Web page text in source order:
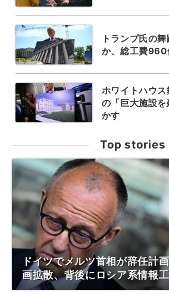
トランプ氏の
か、総工費960
ホワイトハウ
の「巨大施設
かす
Top stories
ドイツでメルツ首相が辞任計
画拡散、背後にロシア系情報